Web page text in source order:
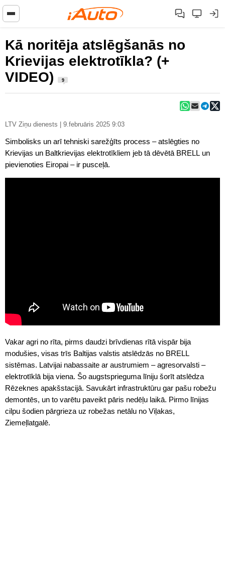
Kā noritēja atslēgšanās no
Krievijas elektrotīkla? (+
VIDEO)
9
LTV Ziņu dienests | 9.februāris 2025 9:03
Simbolisks un arī tehniski sarežģīts process – atslēgties no
Krievijas un Baltkrievijas elektrotīkliem jeb tā dēvētā BRELL un
pievienoties Eiropai – ir pusceļā.
Vakar agri no rīta, pirms daudzi brīvdienas rītā vispār bija
modušies, visas trīs Baltijas valstis atslēdzās no BRELL
sistēmas. Latvijai nabassaite ar austrumiem – agresorvalsti –
elektrotīklā bija viena. Šo augstsprieguma līniju šorīt atslēdza
Rēzeknes apakšstacijā. Savukārt infrastruktūru gar pašu robežu
demontēs, un to varētu paveikt pāris nedēļu laikā. Pirmo līnijas
cilpu šodien pārgrieza uz robežas netālu no Viļakas,
Ziemeļlatgalē.